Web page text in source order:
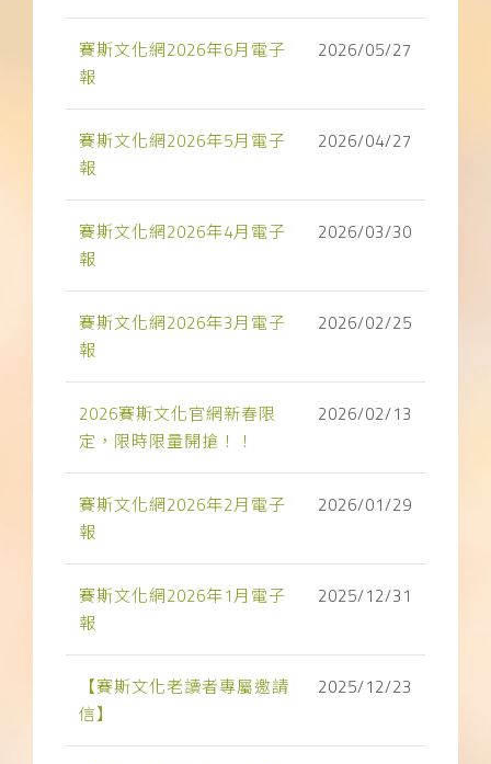
賽斯文化網2026年6月電子
報
2026/05/27
賽斯文化網2026年5月電子
報
2026/04/27
賽斯文化網2026年4月電子
報
2026/03/30
賽斯文化網2026年3月電子
報
2026/02/25
2026賽斯文化官網新春限
定，限時限量開搶！！
2026/02/13
賽斯文化網2026年2月電子
報
2026/01/29
賽斯文化網2026年1月電子
報
2025/12/31
【賽斯文化老讀者專屬邀請
信】
2025/12/23